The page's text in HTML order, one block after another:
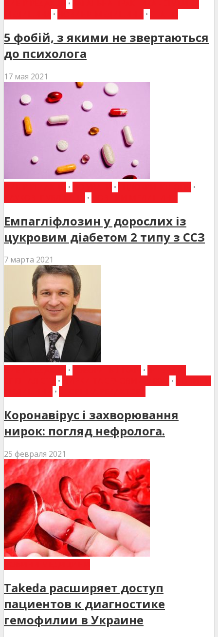
•
• •
5 фобій, з якими не звертаються
до психолога
17 мая 2021
• •
•
•
Емпагліфлозин у дорослих із
цукровим діабетом 2 типу з ССЗ
7 марта 2021
• •
• •
•
Коронавірус і захворювання
нирок: погляд нефролога.
25 февраля 2021
Takeda расширяет доступ
пациентов к диагностике
гемофилии в Украине